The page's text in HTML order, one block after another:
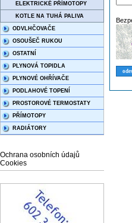
ELEKTRICKÉ PŘÍMOTOPY
KOTLE NA TUHÁ PALIVA
ODVLHČOVAČE
OSOUŠEČ RUKOU
OSTATNÍ
PLYNOVÁ TOPIDLA
PLYNOVÉ OHŘÍVAČE
PODLAHOVÉ TOPENÍ
PROSTOROVÉ TERMOSTATY
PŘÍMOTOPY
RADIÁTORY
Ochrana osobních údajů
Cookies